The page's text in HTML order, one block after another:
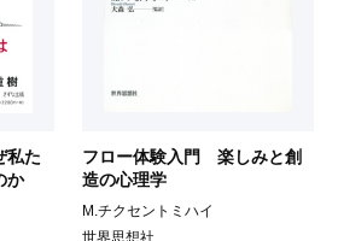
私た
か
フロー体験入門 楽しみと創
造の心理学
M.チクセントミハイ
世界思想社